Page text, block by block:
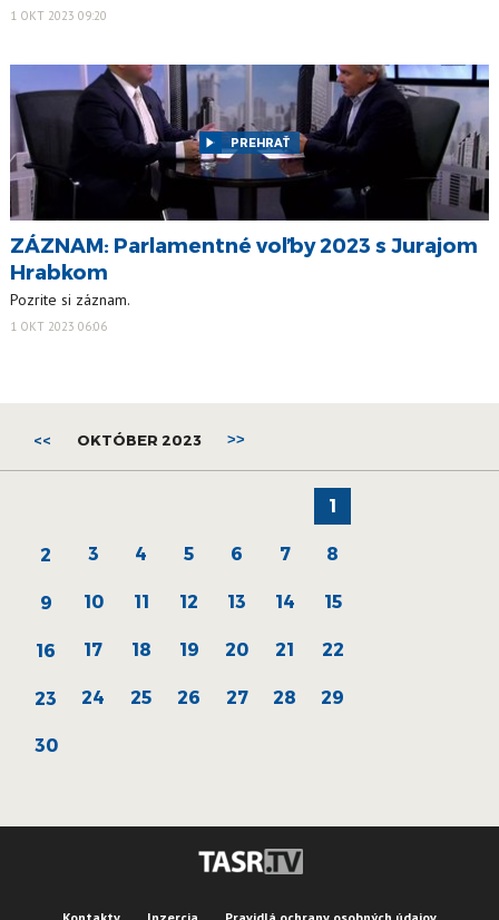
1 OKT 2023 09:20
PREHRAŤ
ZÁZNAM: Parlamentné voľby 2023 s Jurajom
Hrabkom
Pozrite si záznam.
1 OKT 2023 06:06
<< OKTÓBER 2023 >>
1
2 3 4 5 6 7 8
9 10 11 12 13 14 15
16 17 18 19 20 21 22
23 24 25 26 27 28 29
30